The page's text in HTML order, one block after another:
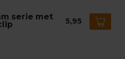
serie met 5,95